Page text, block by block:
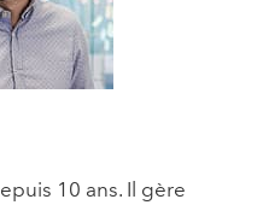
10 ans. Il gère